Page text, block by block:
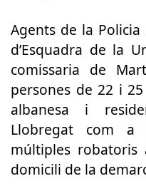
Agents de la
d’Esquadra de la
comissaria de
persones de 22 i
albanesa i
Llobregat com a
múltiples
domicili de la